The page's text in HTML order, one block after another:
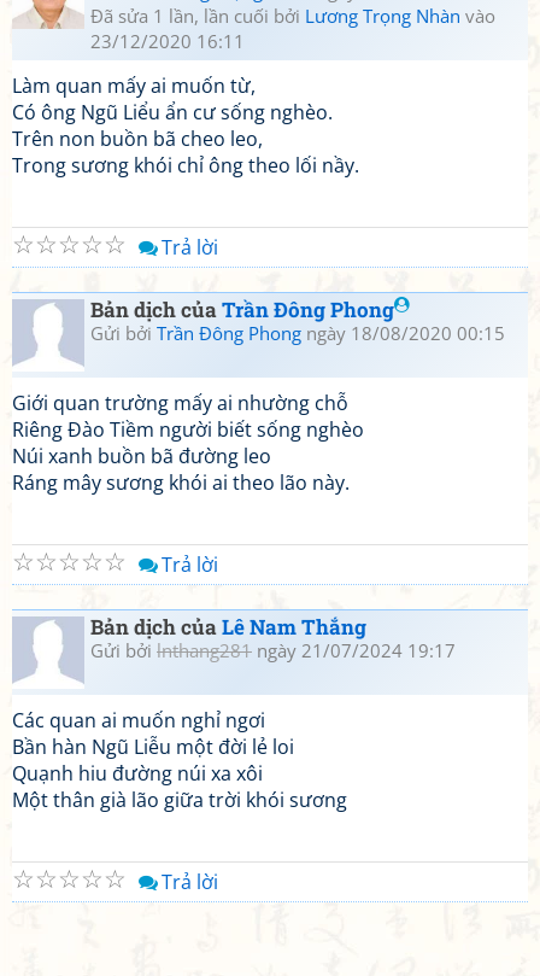
Đã sửa 1 lần, lần cuối bởi Lương Trọng Nhàn vào
23/12/2020 16:11
Làm quan mấy ai muốn từ,
Có ông Ngũ Liểu ẩn cư sống nghèo.
Trên non buồn bã cheo leo,
Trong sương khói chỉ ông theo lối nầy.
☆
☆
☆
☆
☆ Trả lời
Bản dịch củaTrần Đông Phong
Gửi bởi Trần Đông Phong ngày 18/08/2020 00:15
Giới quan trường mấy ai nhường chỗ
Riêng Đào Tiềm người biết sống nghèo
Núi xanh buồn bã đường leo
Ráng mây sương khói ai theo lão này.
☆
☆
☆
☆
☆ Trả lời
Bản dịch củaLê Nam Thắng
Gửi bởi lnthang281 ngày 21/07/2024 19:17
Các quan ai muốn nghỉ ngơi
Bần hàn Ngũ Liễu một đời lẻ loi
Quạnh hiu đường núi xa xôi
Một thân già lão giữa trời khói sương
☆
☆
☆
☆
☆ Trả lời